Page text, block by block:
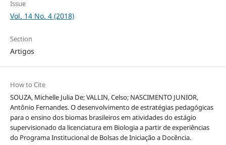
Issue
Vol. 14 No. 4 (2018)
Section
Artigos
How to Cite
SOUZA, Michelle Julia De; VALLIN, Celso; NASCIMENTO JUNIOR,
Antônio Fernandes. O desenvolvimento de estratégias pedagógicas
para o ensino dos biomas brasileiros em atividades do estágio
supervisionado da licenciatura em Biologia a partir de experiências
do Programa Institucional de Bolsas de Iniciação a Docência.